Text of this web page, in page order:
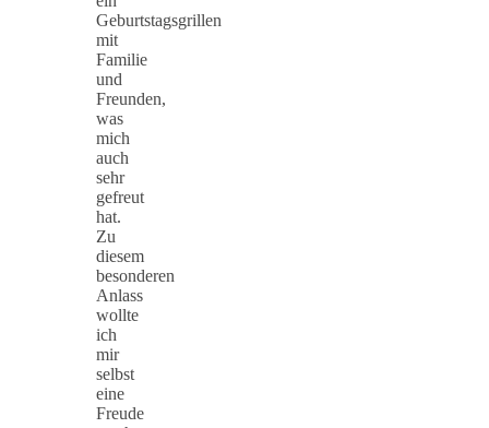
Geburtstagsgrillen
mit
Familie
und
Freunden,
was
mich
auch
sehr
gefreut
hat.
Zu
diesem
besonderen
Anlass
wollte
ich
mir
selbst
eine
Freude